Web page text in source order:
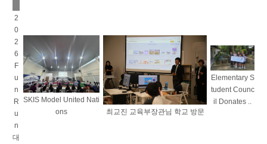
2
0
2
6
F
u
n
R
u
n
대
SKIS Model United Nati
ons
최교진 교육부장관님 학교 방문
Elementary S
tudent Counc
il Donates ..